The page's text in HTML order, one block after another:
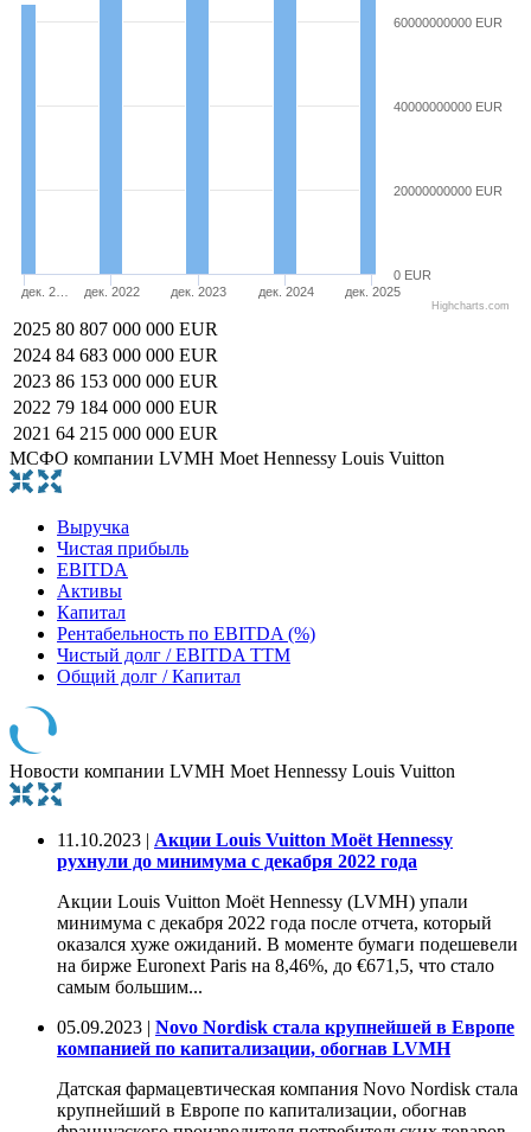
дек. 2… дек. 2022 дек. 2023 дек. 2024 дек. 2025
0 EUR
20000000000 EUR
40000000000 EUR
60000000000 EUR
Highcharts.com
2025 80 807 000 000 EUR
2024 84 683 000 000 EUR
2023 86 153 000 000 EUR
2022 79 184 000 000 EUR
2021 64 215 000 000 EUR
МСФО компании LVMH Moet Hennessy Louis Vuitton
Выручка
Чистая прибыль
EBITDA
Активы
Капитал
Рентабельность по EBITDA (%)
Чистый долг / EBITDA TTM
Общий долг / Капитал
Новости компании LVMH Moet Hennessy Louis Vuitton
11.10.2023 | Акции Louis Vuitton Moët Hennessy
рухнули до минимума с декабря 2022 года
Акции Louis Vuitton Moët Hennessy (LVMH) упали
минимума с декабря 2022 года после отчета, который
оказался хуже ожиданий. В моменте бумаги подешевели
на бирже Euronext Paris на 8,46%, до €671,5, что стало
самым большим...
05.09.2023 | Novo Nordisk стала крупнейшей в Европе
компанией по капитализации, обогнав LVMH
Датская фармацевтическая компания Novo Nordisk стала
крупнейший в Европе по капитализации, обогнав